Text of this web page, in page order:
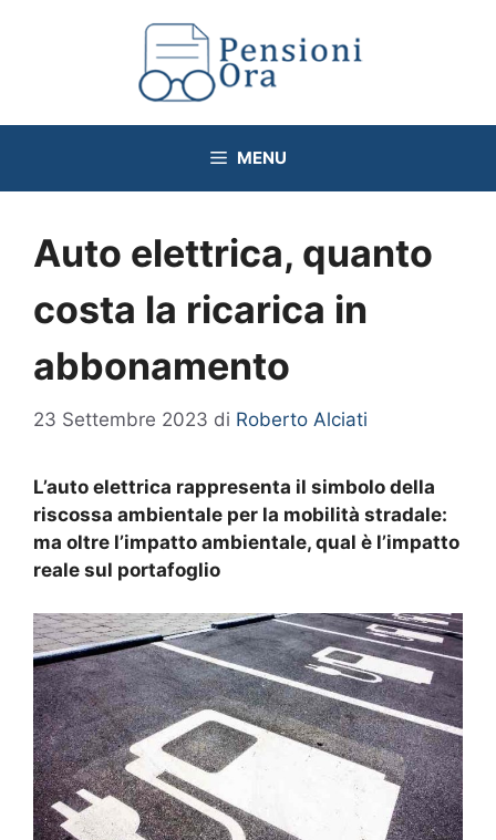
MENU
Auto elettrica, quanto
costa la ricarica in
abbonamento
23 Settembre 2023 di Roberto Alciati
L’auto elettrica rappresenta il simbolo della
riscossa ambientale per la mobilità stradale:
ma oltre l’impatto ambientale, qual è l’impatto
reale sul portafoglio